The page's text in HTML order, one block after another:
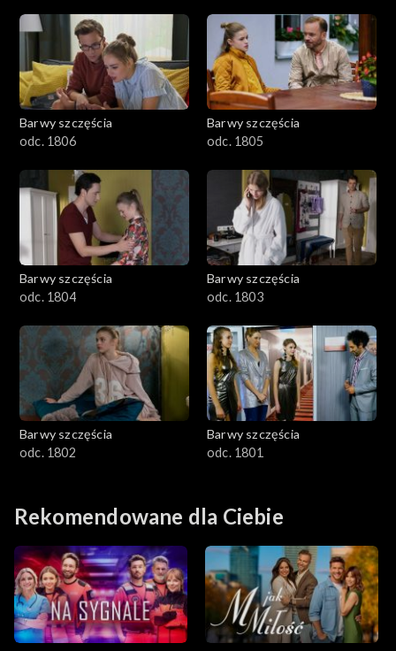
Barwy szczęścia
odc. 1806
Barwy szczęścia
odc. 1805
Barwy szczęścia
odc. 1804
Barwy szczęścia
odc. 1803
Barwy szczęścia
odc. 1802
Barwy szczęścia
odc. 1801
Rekomendowane dla Ciebie